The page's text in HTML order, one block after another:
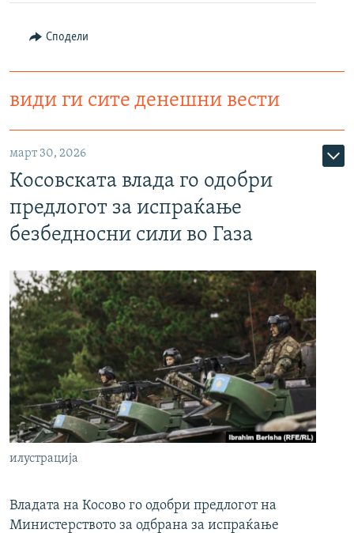
Сподели
види ги сите денешни вести
март 30, 2026
Косовската влада го одобри
предлогот за испраќање
безбедносни сили во Газа
илустрација
Владата на Косово го одобри предлогот на
Министерството за одбрана за испраќање